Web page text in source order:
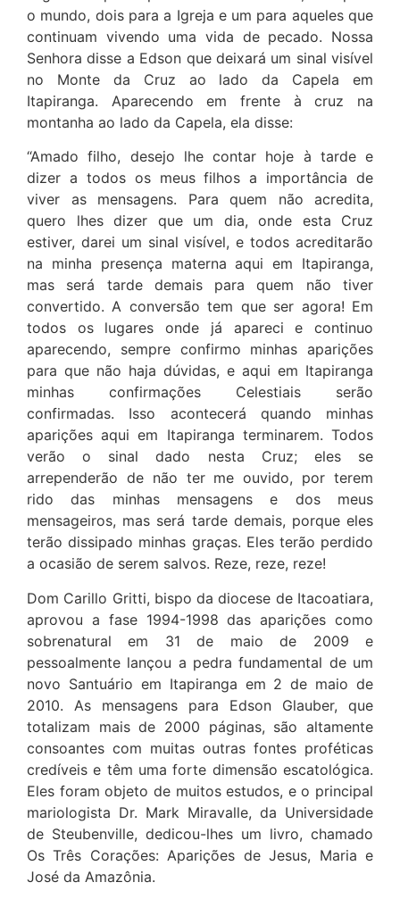
o mundo, dois para a Igreja e um para aqueles que
continuam vivendo uma vida de pecado. Nossa
Senhora disse a Edson que deixará um sinal visível
no Monte da Cruz ao lado da Capela em
Itapiranga. Aparecendo em frente à cruz na
montanha ao lado da Capela, ela disse:
“Amado filho, desejo lhe contar hoje à tarde e
dizer a todos os meus filhos a importância de
viver as mensagens. Para quem não acredita,
quero lhes dizer que um dia, onde esta Cruz
estiver, darei um sinal visível, e todos acreditarão
na minha presença materna aqui em Itapiranga,
mas será tarde demais para quem não tiver
convertido. A conversão tem que ser agora! Em
todos os lugares onde já apareci e continuo
aparecendo, sempre confirmo minhas aparições
para que não haja dúvidas, e aqui em Itapiranga
minhas confirmações Celestiais serão
confirmadas. Isso acontecerá quando minhas
aparições aqui em Itapiranga terminarem. Todos
verão o sinal dado nesta Cruz; eles se
arrependerão de não ter me ouvido, por terem
rido das minhas mensagens e dos meus
mensageiros, mas será tarde demais, porque eles
terão dissipado minhas graças. Eles terão perdido
a ocasião de serem salvos. Reze, reze, reze!
Dom Carillo Gritti, bispo da diocese de Itacoatiara,
aprovou a fase 1994-1998 das aparições como
sobrenatural em 31 de maio de 2009 e
pessoalmente lançou a pedra fundamental de um
novo Santuário em Itapiranga em 2 de maio de
2010. As mensagens para Edson Glauber, que
totalizam mais de 2000 páginas, são altamente
consoantes com muitas outras fontes proféticas
credíveis e têm uma forte dimensão escatológica.
Eles foram objeto de muitos estudos, e o principal
mariologista Dr. Mark Miravalle, da Universidade
de Steubenville, dedicou-lhes um livro, chamado
Os Três Corações: Aparições de Jesus, Maria e
José da Amazônia.